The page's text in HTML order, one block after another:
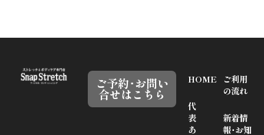
HOME
代
表
あ
ご利用
の流れ
新着情
報･お知
ご予約･お問い
合せはこちら